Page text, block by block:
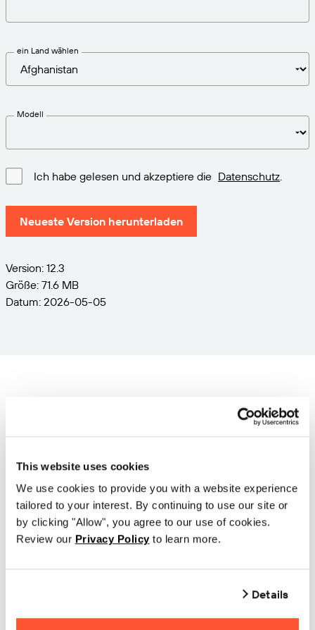
This website uses cookies
We use cookies to provide you with a website experience
tailored to your interest. By continuing to use our site or
by clicking "Allow", you agree to our use of cookies.
Review our Privacy Policy to learn more.
Details
Preise
Unterstützte Standards
Weitere Informationen
Lösungsübersicht
Über uns
Karriere
Nachverfolgbarkeit
ein Land wählen
Modell
Ich habe gelesen und akzeptiere die Datenschutz.
Neueste Version herunterladen
Version: 12.3
Größe: 71.6 MB
Datum: 2026-05-05
Wählen Sie zunächst
eine Druckerserie und
dann Ihr
Druckermodell aus den
folgenden Listen aus